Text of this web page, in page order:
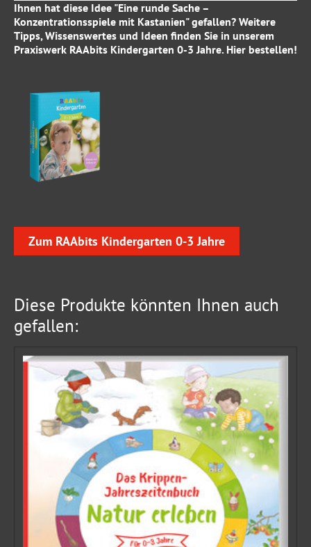
Ihnen hat diese Idee "Eine runde Sache –
Konzentrationsspiele mit Kastanien" gefallen? Weitere
Tipps, Wissenswertes und Ideen finden Sie in unserem
Praxiswerk RAAbits Kindergarten 0-3 Jahre. Hier bestellen!
Zum RAAbits Kindergarten 0-3 Jahre
Diese Produkte könnten Ihnen auch
gefallen: